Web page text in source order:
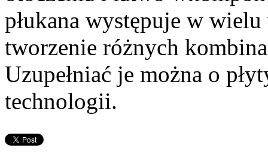
płukana występuje w
tworzenie różnych
Uzupełniać je można o
technologii.